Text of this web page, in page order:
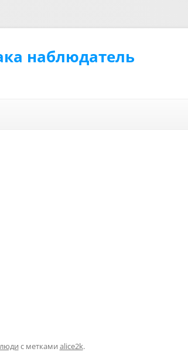
наблюдатель
с метками alice2k.